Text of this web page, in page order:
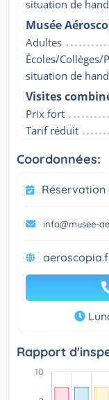
situation de
Musée
Adultes
Écoles/Collèges/
situation de
Visites
Prix fort
Tarif réduit
Coordonnées:
Réservation
info@musee-
Rapport